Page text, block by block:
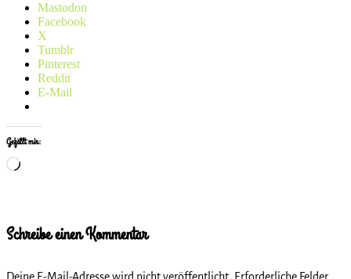
Mastodon
Facebook
X
Tumblr
Pinterest
Reddit
E-Mail
Gefällt mir:
Wird
Schreibe einen Kommentar
Deine E-Mail-Adresse wird nicht veröffentlicht. Erforderliche Felder